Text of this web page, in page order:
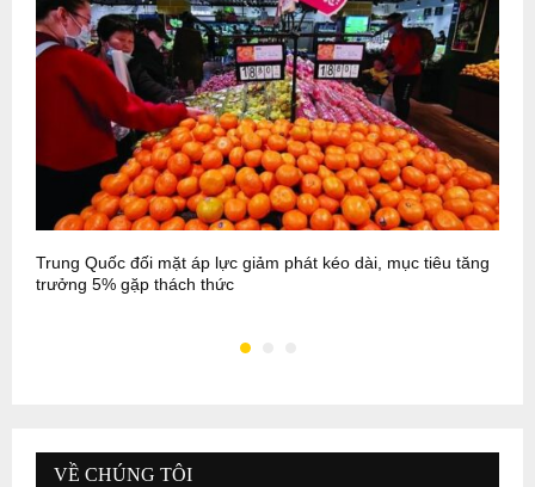
Trung Quốc đối mặt áp lực giảm phát kéo dài, mục tiêu tăng
trưởng 5% gặp thách thức
VỀ CHÚNG TÔI